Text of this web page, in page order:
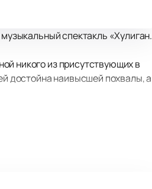
спектакль «Хулиган.
никого из присутствующих в
достойна наивысшей похвалы, а
Исповедь». поможет вам в